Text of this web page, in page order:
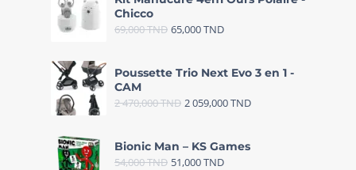
Chicco
69,000TND 65,000TND
Poussette Trio Next Evo 3 en 1 -
CAM
2 470,000TND 2 059,000TND
Bionic Man – KS Games
54,000TND 51,000TND